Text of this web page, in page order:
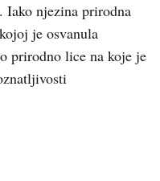
Iako njezina prirodna
je osvanula
prirodno lice na koje je